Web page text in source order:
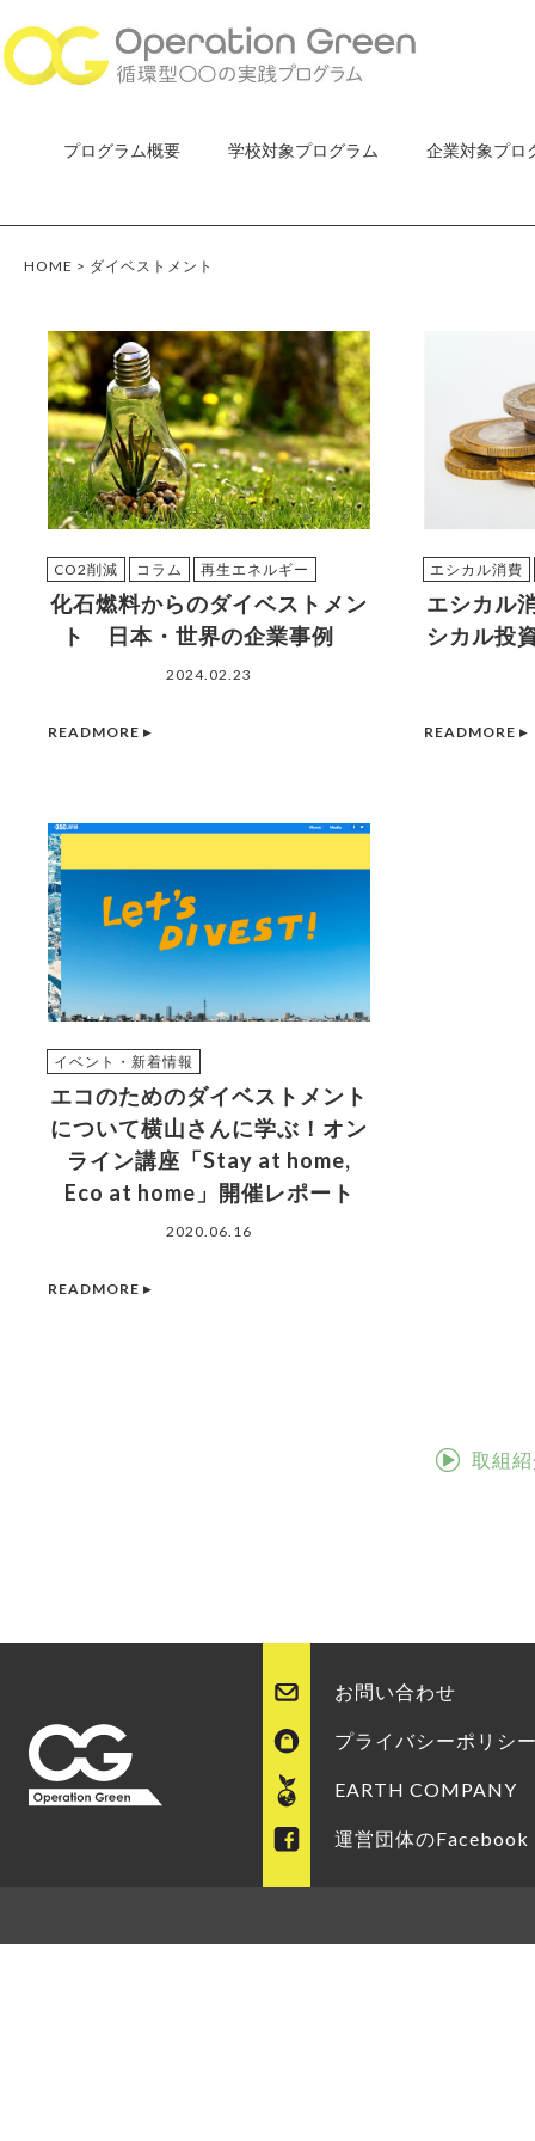
プログラム概要 学校対象プログラム 企業対象プロ
HOME > ダイベストメント
CO2削減 コラム 再生エネルギー
化石燃料からのダイベストメン
ト 日本・世界の企業事例
2024.02.23
READMORE ▸
エシカル消費
エシカル
シカル投
READMORE ▸
イベント・新着情報
エコのためのダイベストメント
について横山さんに学ぶ！オン
ライン講座「Stay at home,
Eco at home」開催レポート
2020.06.16
READMORE ▸
取組
お問い合わせ
プライバシーポリシ
EARTH COMPANY
運営団体のFacebook